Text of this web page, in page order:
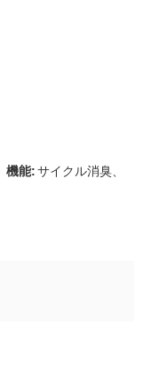
機能: サイクル消臭、